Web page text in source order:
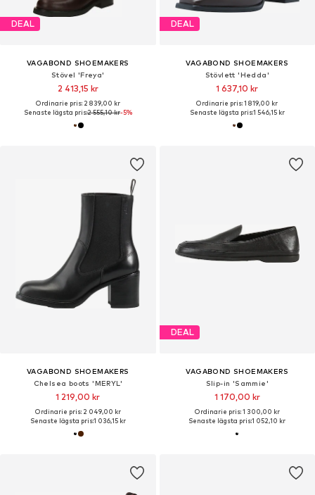
DEAL
VAGABOND SHOEMAKERS
Stövel 'Freya'
2 413,15 kr
Ordinarie pris: 2 839,00 kr
Senaste lägsta pris:2 555,10 kr-5%
DEAL
VAGABOND SHOEMAKERS
Stövlett 'Hedda'
1 637,10 kr
Ordinarie pris: 1 819,00 kr
Senaste lägsta pris:1 546,15 kr
VAGABOND SHOEMAKERS
Chelsea boots 'MERYL'
1 219,00 kr
Ordinarie pris: 2 049,00 kr
Senaste lägsta pris:1 036,15 kr
DEAL
VAGABOND SHOEMAKERS
Slip-in 'Sammie'
1 170,00 kr
Ordinarie pris: 1 300,00 kr
Senaste lägsta pris:1 052,10 kr